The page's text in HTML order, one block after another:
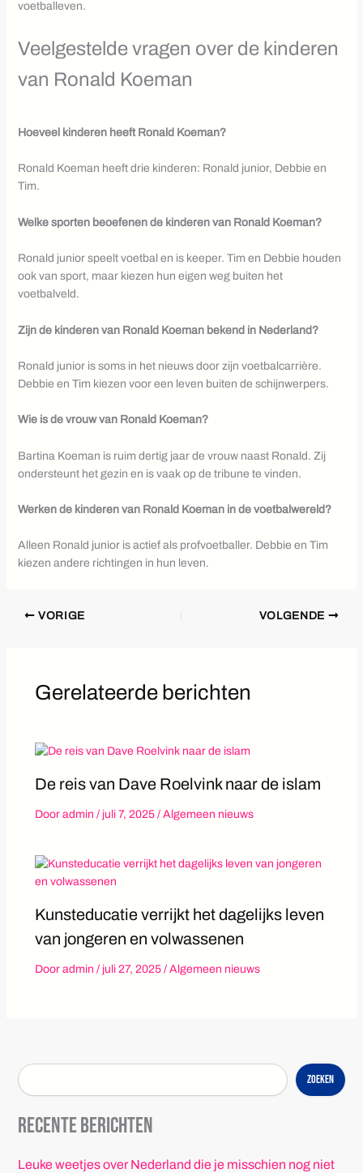
voetballeven.
Veelgestelde vragen over de kinderen
van Ronald Koeman
Hoeveel kinderen heeft Ronald Koeman?
Ronald Koeman heeft drie kinderen: Ronald junior, Debbie en
Tim.
Welke sporten beoefenen de kinderen van Ronald Koeman?
Ronald junior speelt voetbal en is keeper. Tim en Debbie houden
ook van sport, maar kiezen hun eigen weg buiten het
voetbalveld.
Zijn de kinderen van Ronald Koeman bekend in Nederland?
Ronald junior is soms in het nieuws door zijn voetbalcarrière.
Debbie en Tim kiezen voor een leven buiten de schijnwerpers.
Wie is de vrouw van Ronald Koeman?
Bartina Koeman is ruim dertig jaar de vrouw naast Ronald. Zij
ondersteunt het gezin en is vaak op de tribune te vinden.
Werken de kinderen van Ronald Koeman in de voetbalwereld?
Alleen Ronald junior is actief als profvoetballer. Debbie en Tim
kiezen andere richtingen in hun leven.
VORIGE VOLGENDE
Gerelateerde berichten
De reis van Dave Roelvink naar de islam
Door admin / juli 7, 2025 / Algemeen nieuws
Kunsteducatie verrijkt het dagelijks leven
van jongeren en volwassenen
Door admin / juli 27, 2025 / Algemeen nieuws
Zoeken
Recente berichten
Leuke weetjes over Nederland die je misschien nog niet